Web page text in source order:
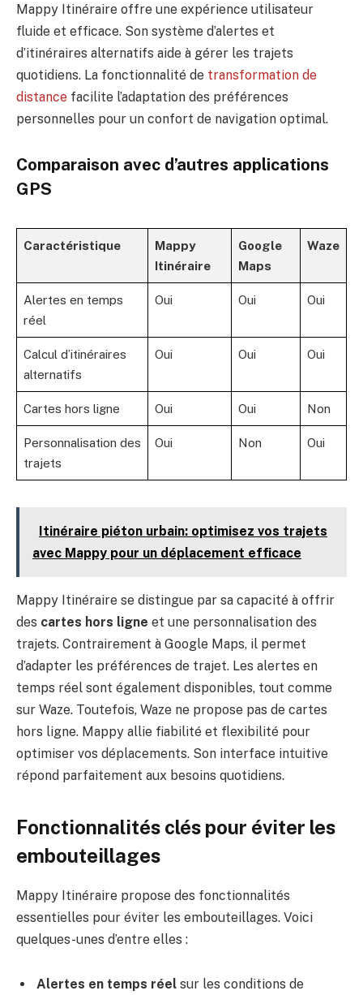
Mappy Itinéraire offre une expérience utilisateur
fluide et efficace. Son système d’alertes et
d’itinéraires alternatifs aide à gérer les trajets
quotidiens. La fonctionnalité de transformation de
distance facilite l’adaptation des préférences
personnelles pour un confort de navigation optimal.
Comparaison avec d’autres applications
GPS
Caractéristique
Mappy
Itinéraire
Google
Maps
Waze
Alertes en temps
réel
Oui Oui Oui
Calcul d’itinéraires
alternatifs
Oui Oui Oui
Cartes hors ligne Oui Oui Non
Personnalisation des
trajets
Oui Non Oui
Itinéraire piéton urbain: optimisez vos trajets
avec Mappy pour un déplacement efficace
Mappy Itinéraire se distingue par sa capacité à offrir
des cartes hors ligne et une personnalisation des
trajets. Contrairement à Google Maps, il permet
d’adapter les préférences de trajet. Les alertes en
temps réel sont également disponibles, tout comme
sur Waze. Toutefois, Waze ne propose pas de cartes
hors ligne. Mappy allie fiabilité et flexibilité pour
optimiser vos déplacements. Son interface intuitive
répond parfaitement aux besoins quotidiens.
Fonctionnalités clés pour éviter les
embouteillages
Mappy Itinéraire propose des fonctionnalités
essentielles pour éviter les embouteillages. Voici
quelques-unes d’entre elles :
Alertes en temps réel sur les conditions de